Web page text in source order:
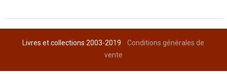
Livres et collections 2003-2019Conditions générales de
vente